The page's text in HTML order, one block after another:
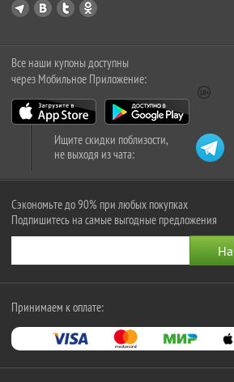
Все наши купоны доступны
через Мобильное Приложение:
Ищите скидки поблизости,
не выходя из чата:
Сэкономьте до 90% при любых покупках
Подпишитесь на самые выгодные предложения
Принимаем к оплате: